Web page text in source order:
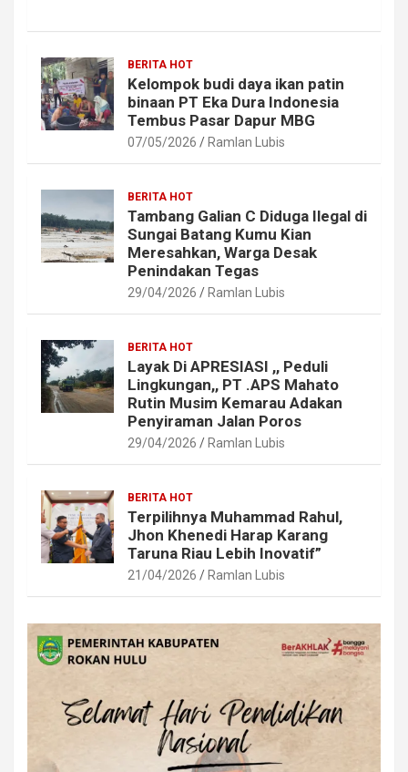
BERITA HOT
Kelompok budi daya ikan patin
binaan PT Eka Dura Indonesia
Tembus Pasar Dapur MBG
07/05/2026 Ramlan Lubis
BERITA HOT
Tambang Galian C Diduga Ilegal di
Sungai Batang Kumu Kian
Meresahkan, Warga Desak
Penindakan Tegas
29/04/2026 Ramlan Lubis
BERITA HOT
Layak Di APRESIASI ,, Peduli
Lingkungan,, PT .APS Mahato
Rutin Musim Kemarau Adakan
Penyiraman Jalan Poros
29/04/2026 Ramlan Lubis
BERITA HOT
Terpilihnya Muhammad Rahul,
Jhon Khenedi Harap Karang
Taruna Riau Lebih Inovatif”
21/04/2026 Ramlan Lubis